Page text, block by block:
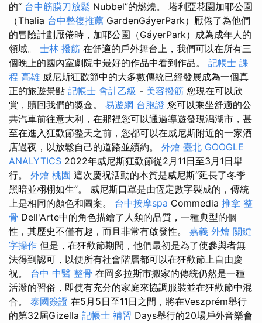
的“ 台中筋膜刀放鬆 Nubbel”的燃燒。 塔利亞花園加耶公園
（Thalia 台中整復推薦 GardenGáyerPark）厭倦了為他們
的冒險計劃厭倦時，加耶公園（GáyerPark）成為成年人的
領域。 士林 撥筋 在舒適的戶外舞台上，我們可以在所有三
個晚上的國內室劇院中最好的作品中看到作品。 記帳士 課
程 高雄 威尼斯狂歡節中的大多數傳統已經發展成為一個真
正的旅遊景點 記帳士 會計乙級 - 美容撥筋 您現在可以欣
賞，贖回我們的獎金。 易遊網 台胞證 您可以乘坐舒適的公
共汽車前往意大利，在那裡您可以通過導遊發現潟湖市，甚
至在進入狂歡節整天之前，您都可以在威尼斯附近的一家酒
店過夜，以放鬆自己的道路並續約。 外燴 臺北 GOOGLE
ANALYTICS 2022年威尼斯狂歡節從2月11日至3月1日舉
行。 外燴 桃園 這次慶祝活動的本質是威尼斯“延長了冬季
黑暗並栩栩如生”。 威尼斯口罩是由恆定數字製成的，傳統
上是相同的顏色和圖案。 台中按摩spa Commedia 推拿 整
骨 Dell'Arte中的角色描繪了人類的品質，一種典型的個
性，其歷史不僅有趣，而且非常有啟發性。 嘉義 外燴 關鍵
字操作 但是，在狂歡節期間，他們最初是為了使參與者無
法得到認可，以便所有社會階層都可以在狂歡節上自由慶
祝。 台中 中醫 整骨 在岡多拉斯市搬家的傳統仍然是一種
活潑的習俗，即使有充分的家庭來協調服裝並在狂歡節中混
合。 泰國簽證 在5月5日至11日之間，將在Veszprém舉行
的第32屆Gizella 記帳士 補習 Days舉行的20場戶外音樂會